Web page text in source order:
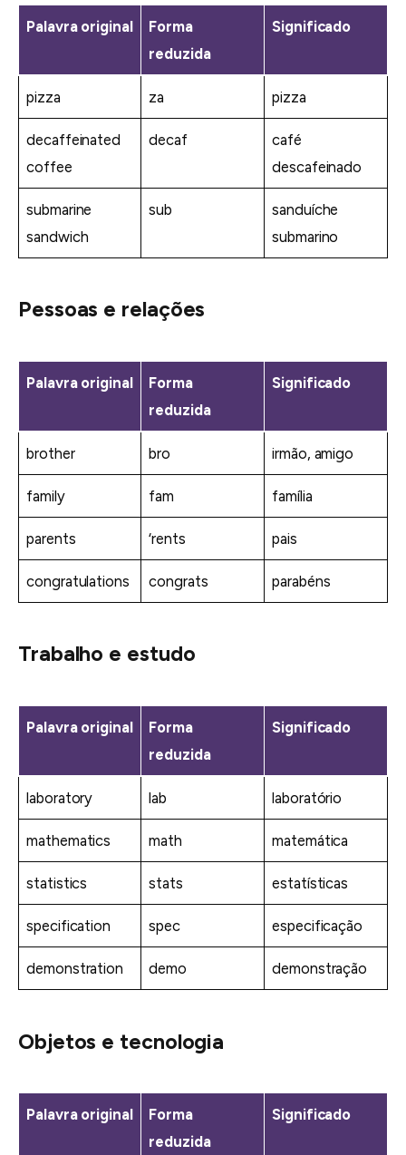
Palavra original
Forma
reduzida
Significado
pizza za pizza
decaffeinated
coffee
decaf
café
descafeinado
submarine
sandwich
sub
sanduíche
submarino
Pessoas e relações
Palavra original
Forma
reduzida
Significado
brother bro irmão, amigo
family fam família
parents ‘rents pais
congratulations congrats parabéns
Trabalho e estudo
Palavra original
Forma
reduzida
Significado
laboratory lab laboratório
mathematics math matemática
statistics stats estatísticas
specification spec especificação
demonstration demo demonstração
Objetos e tecnologia
Palavra original
Forma
reduzida
Significado